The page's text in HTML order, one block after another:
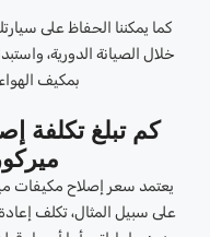
كما يمكننا الحفاظ على
خلال الصيانة الدورية،
بمكيف
كم تبلغ تكلفة
يعتمد سعر إصلاح مكيفات